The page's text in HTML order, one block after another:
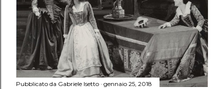
Pubblicato da Gabriele Isetto gennaio 25, 2018